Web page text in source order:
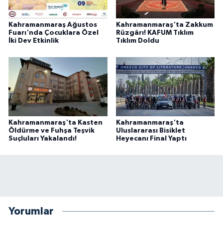
Kahramanmaraş Ağustos
Fuarı'nda Çocuklara Özel
İki Dev Etkinlik
Kahramanmaraş'ta Zakkum
Rüzgârı! KAFUM Tıklım
Tıklım Doldu
Kahramanmaraş'ta Kasten
Öldürme ve Fuhşa Teşvik
Suçluları Yakalandı!
Kahramanmaraş'ta
Uluslararası Bisiklet
Heyecanı Final Yaptı
Yorumlar
YARIŞMALAR
TANITIM
HABERDE İNSAN